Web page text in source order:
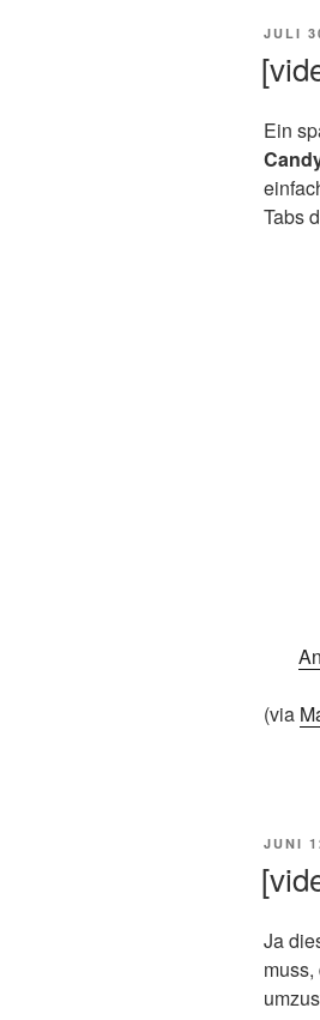
JULI
Ein
Tabs
(via
JUNI
Ja